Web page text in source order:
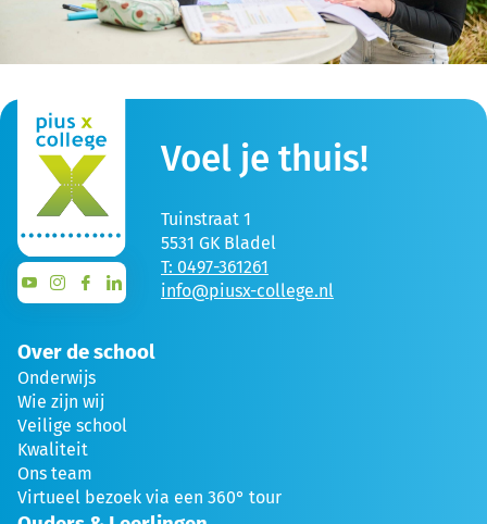
Voel je thuis!
Tuinstraat 1
5531 GK Bladel
T: 0497-361261
info@piusx-college.nl
Over de school
Onderwijs
Wie zijn wij
Veilige school
Kwaliteit
Ons team
Virtueel bezoek via een 360° tour